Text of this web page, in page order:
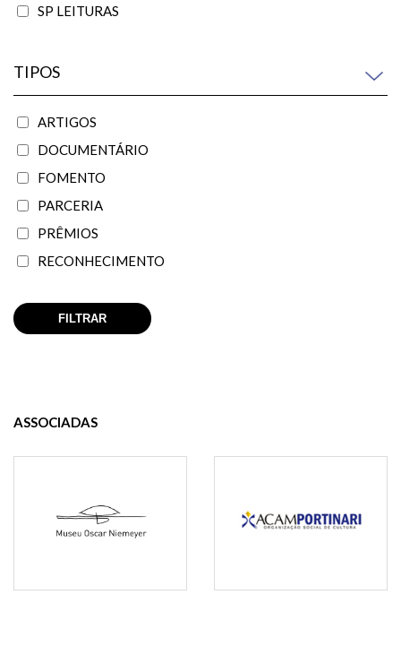
SP LEITURAS
TIPOS
ARTIGOS
DOCUMENTÁRIO
FOMENTO
PARCERIA
PRÊMIOS
RECONHECIMENTO
ASSOCIADAS